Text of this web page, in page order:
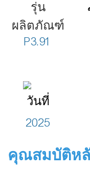
รุ่น
ผลิตภัณฑ์
P3.91
วันที่
2025
คุณสมบัติห